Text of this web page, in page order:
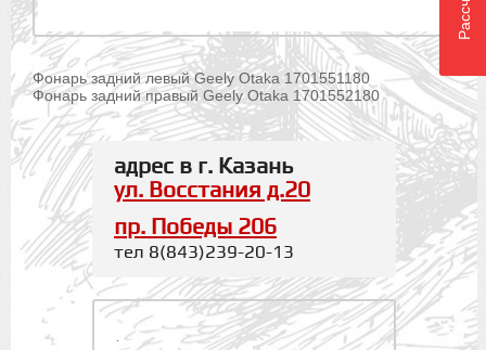
Фонарь задний левый Geely Otaka 1701551180
Фонарь задний правый Geely Otaka 1701552180
адрес в г. Казань
ул. Восстания д.20
пр. Победы 206
тел 8(843)239-20-13
.